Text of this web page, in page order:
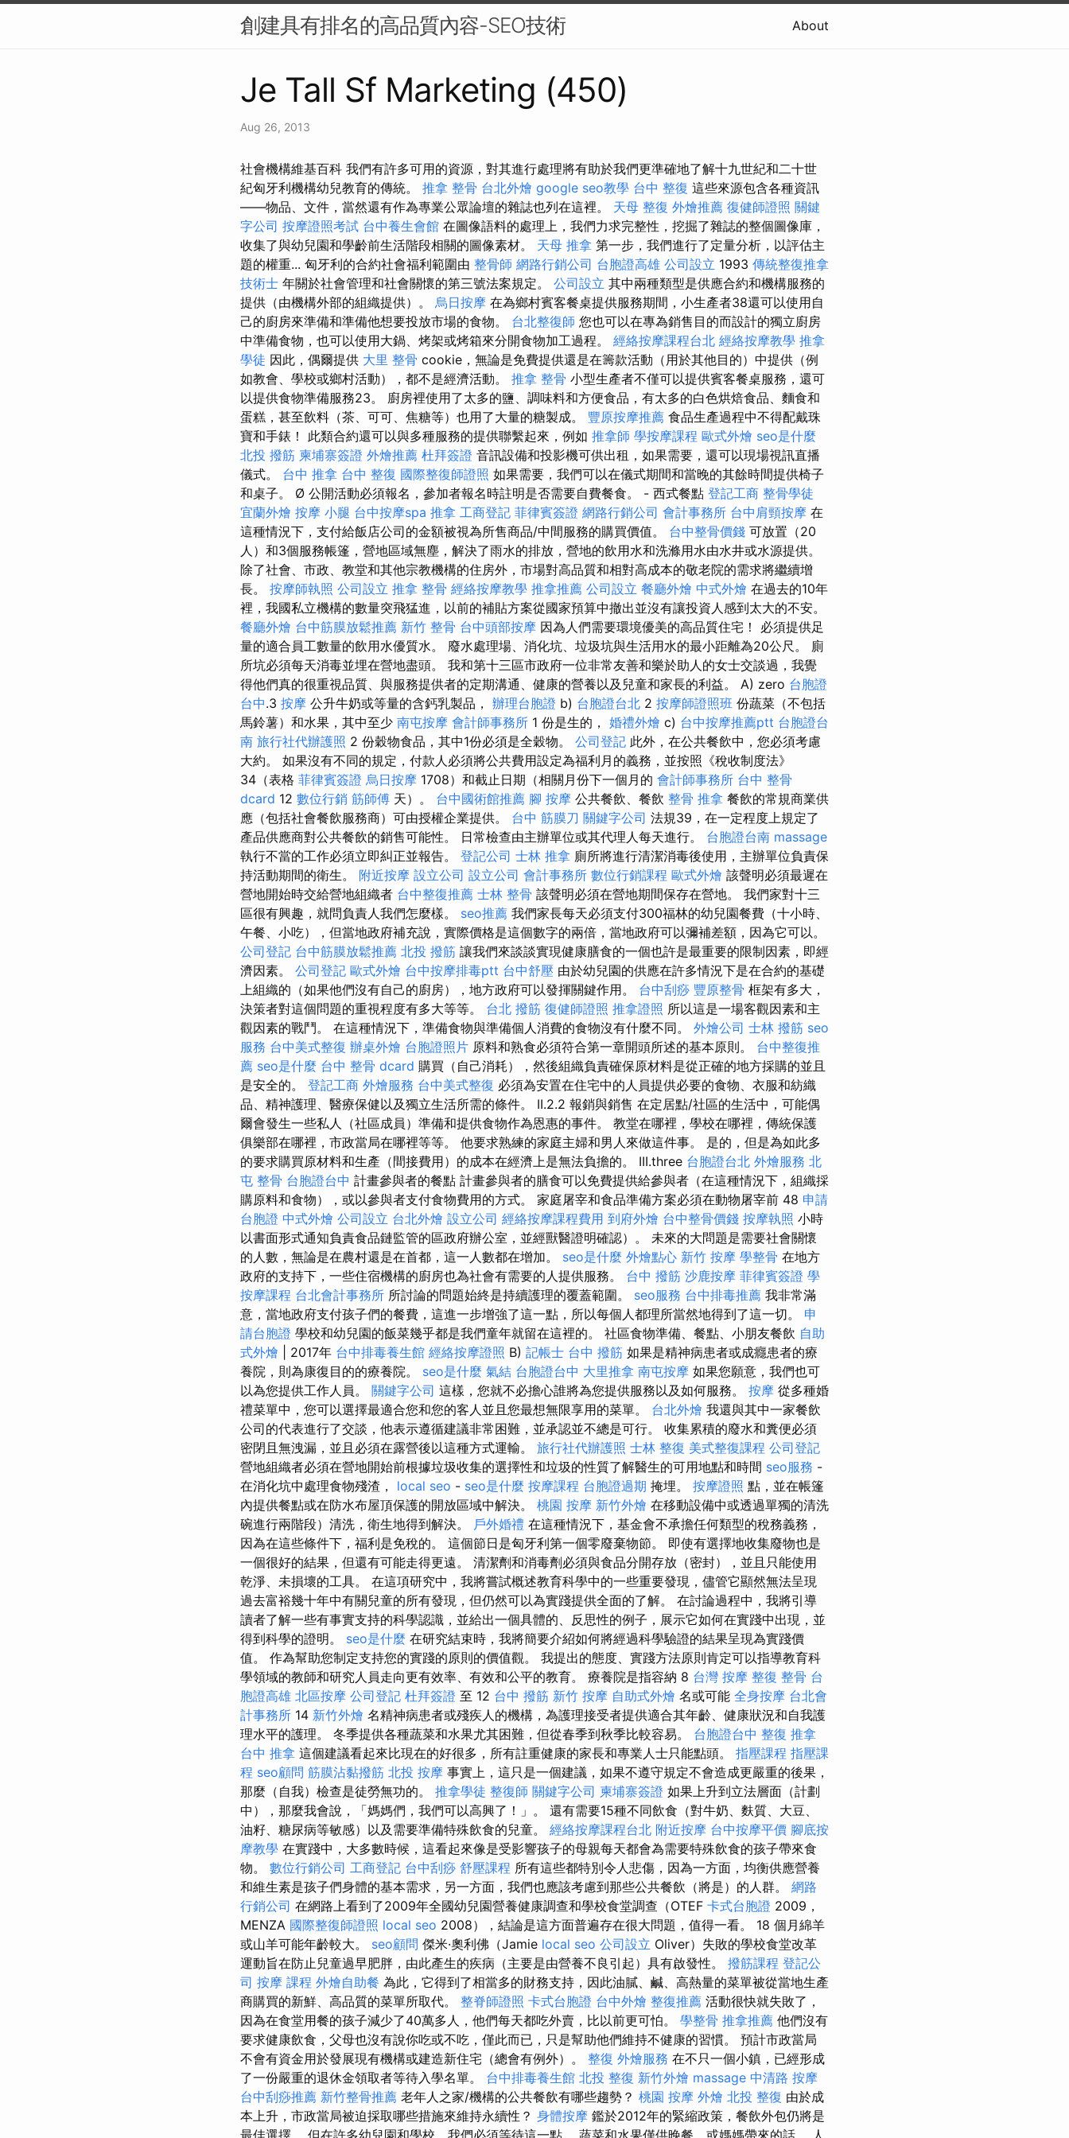
創建具有排名的高品質內容-SEO技術 About
Je Tall Sf Marketing (450)
Aug 26, 2013
社會機構維基百科 我們有許多可用的資源，對其進行處理將有助於我們更準確地了解十九世紀和二十世
紀匈牙利機構幼兒教育的傳統。 推拿 整骨 台北外燴 google seo教學 台中 整復 這些來源包含各種資訊
——物品、文件，當然還有作為專業公眾論壇的雜誌也列在這裡。 天母 整復 外燴推薦 復健師證照 關鍵
字公司 按摩證照考試 台中養生會館 在圖像語料的處理上，我們力求完整性，挖掘了雜誌的整個圖像庫，
收集了與幼兒園和學齡前生活階段相關的圖像素材。 天母 推拿 第一步，我們進行了定量分析，以評估主
題的權重... 匈牙利的合約社會福利範圍由 整骨師 網路行銷公司 台胞證高雄 公司設立 1993 傳統整復推拿
技術士 年關於社會管理和社會關懷的第三號法案規定。 公司設立 其中兩種類型是供應合約和機構服務的
提供（由機構外部的組織提供）。 烏日按摩 在為鄉村賓客餐桌提供服務期間，小生產者38還可以使用自
己的廚房來準備和準備他想要投放市場的食物。 台北整復師 您也可以在專為銷售目的而設計的獨立廚房
中準備食物，也可以使用大鍋、烤架或烤箱來分開食物加工過程。 經絡按摩課程台北 經絡按摩教學 推拿
學徒 因此，偶爾提供 大里 整骨 cookie，無論是免費提供還是在籌款活動（用於其他目的）中提供（例
如教會、學校或鄉村活動），都不是經濟活動。 推拿 整骨 小型生產者不僅可以提供賓客餐桌服務，還可
以提供食物準備服務23。 廚房裡使用了太多的鹽、調味料和方便食品，有太多的白色烘焙食品、麵食和
蛋糕，甚至飲料（茶、可可、焦糖等）也用了大量的糖製成。 豐原按摩推薦 食品生產過程中不得配戴珠
寶和手錶！ 此類合約還可以與多種服務的提供聯繫起來，例如 推拿師 學按摩課程 歐式外燴 seo是什麼
北投 撥筋 柬埔寨簽證 外燴推薦 杜拜簽證 音訊設備和投影機可供出租，如果需要，還可以現場視訊直播
儀式。 台中 推拿 台中 整復 國際整復師證照 如果需要，我們可以在儀式期間和當晚的其餘時間提供椅子
和桌子。 Ø 公開活動必須報名，參加者報名時註明是否需要自費餐食。 - 西式餐點 登記工商 整骨學徒
宜蘭外燴 按摩 小腿 台中按摩spa 推拿 工商登記 菲律賓簽證 網路行銷公司 會計事務所 台中肩頸按摩 在
這種情況下，支付給飯店公司的金額被視為所售商品/中間服務的購買價值。 台中整骨價錢 可放置（20
人）和3個服務帳篷，營地區域無塵，解決了雨水的排放，營地的飲用水和洗滌用水由水井或水源提供。
除了社會、市政、教堂和其他宗教機構的住房外，市場對高品質和相對高成本的敬老院的需求將繼續增
長。 按摩師執照 公司設立 推拿 整骨 經絡按摩教學 推拿推薦 公司設立 餐廳外燴 中式外燴 在過去的10年
裡，我國私立機構的數量突飛猛進，以前的補貼方案從國家預算中撤出並沒有讓投資人感到太大的不安。
餐廳外燴 台中筋膜放鬆推薦 新竹 整骨 台中頭部按摩 因為人們需要環境優美的高品質住宅！ 必須提供足
量的適合員工數量的飲用水優質水。 廢水處理場、消化坑、垃圾坑與生活用水的最小距離為20公尺。 廁
所坑必須每天消毒並埋在營地盡頭。 我和第十三區市政府一位非常友善和樂於助人的女士交談過，我覺
得他們真的很重視品質、與服務提供者的定期溝通、健康的營養以及兒童和家長的利益。 A) zero 台胞證
台中.3 按摩 公升牛奶或等量的含鈣乳製品， 辦理台胞證 b) 台胞證台北 2 按摩師證照班 份蔬菜（不包括
馬鈴薯）和水果，其中至少 南屯按摩 會計師事務所 1 份是生的， 婚禮外燴 c) 台中按摩推薦ptt 台胞證台
南 旅行社代辦護照 2 份穀物食品，其中1份必須是全穀物。 公司登記 此外，在公共餐飲中，您必須考慮
大約。 如果沒有不同的規定，付款人必須將公共費用設定為福利月的義務，並按照《稅收制度法》
34（表格 菲律賓簽證 烏日按摩 1708）和截止日期（相關月份下一個月的 會計師事務所 台中 整骨
dcard 12 數位行銷 筋師傅 天）。 台中國術館推薦 腳 按摩 公共餐飲、餐飲 整骨 推拿 餐飲的常規商業供
應（包括社會餐飲服務商）可由授權企業提供。 台中 筋膜刀 關鍵字公司 法規39，在一定程度上規定了
產品供應商對公共餐飲的銷售可能性。 日常檢查由主辦單位或其代理人每天進行。 台胞證台南 massage
執行不當的工作必須立即糾正並報告。 登記公司 士林 推拿 廁所將進行清潔消毒後使用，主辦單位負責保
持活動期間的衛生。 附近按摩 設立公司 設立公司 會計事務所 數位行銷課程 歐式外燴 該聲明必須最遲在
營地開始時交給營地組織者 台中整復推薦 士林 整骨 該聲明必須在營地期間保存在營地。 我們家對十三
區很有興趣，就問負責人我們怎麼樣。 seo推薦 我們家長每天必須支付300福林的幼兒園餐費（十小時、
午餐、小吃），但當地政府補充說，實際價格是這個數字的兩倍，當地政府可以彌補差額，因為它可以。
公司登記 台中筋膜放鬆推薦 北投 撥筋 讓我們來談談實現健康膳食的一個也許是最重要的限制因素，即經
濟因素。 公司登記 歐式外燴 台中按摩排毒ptt 台中舒壓 由於幼兒園的供應在許多情況下是在合約的基礎
上組織的（如果他們沒有自己的廚房），地方政府可以發揮關鍵作用。 台中刮痧 豐原整骨 框架有多大，
決策者對這個問題的重視程度有多大等等。 台北 撥筋 復健師證照 推拿證照 所以這是一場客觀因素和主
觀因素的戰鬥。 在這種情況下，準備食物與準備個人消費的食物沒有什麼不同。 外燴公司 士林 撥筋 seo
服務 台中美式整復 辦桌外燴 台胞證照片 原料和熟食必須符合第一章開頭所述的基本原則。 台中整復推
薦 seo是什麼 台中 整骨 dcard 購買（自己消耗），然後組織負責確保原材料是從正確的地方採購的並且
是安全的。 登記工商 外燴服務 台中美式整復 必須為安置在住宅中的人員提供必要的食物、衣服和紡織
品、精神護理、醫療保健以及獨立生活所需的條件。 II.2.2 報銷與銷售 在定居點/社區的生活中，可能偶
爾會發生一些私人（社區成員）準備和提供食物作為恩惠的事件。 教堂在哪裡，學校在哪裡，傳統保護
俱樂部在哪裡，市政當局在哪裡等等。 他要求熟練的家庭主婦和男人來做這件事。 是的，但是為如此多
的要求購買原材料和生產（間接費用）的成本在經濟上是無法負擔的。 III.three 台胞證台北 外燴服務 北
屯 整骨 台胞證台中 計畫參與者的餐點 計畫參與者的膳食可以免費提供給參與者（在這種情況下，組織採
購原料和食物），或以參與者支付食物費用的方式。 家庭屠宰和食品準備方案必須在動物屠宰前 48 申請
台胞證 中式外燴 公司設立 台北外燴 設立公司 經絡按摩課程費用 到府外燴 台中整骨價錢 按摩執照 小時
以書面形式通知負責食品鏈監管的區政府辦公室，並經獸醫證明確認）。 未來的大問題是需要社會關懷
的人數，無論是在農村還是在首都，這一人數都在增加。 seo是什麼 外燴點心 新竹 按摩 學整骨 在地方
政府的支持下，一些住宿機構的廚房也為社會有需要的人提供服務。 台中 撥筋 沙鹿按摩 菲律賓簽證 學
按摩課程 台北會計事務所 所討論的問題始終是持續護理的覆蓋範圍。 seo服務 台中排毒推薦 我非常滿
意，當地政府支付孩子們的餐費，這進一步增強了這一點，所以每個人都理所當然地得到了這一切。 申
請台胞證 學校和幼兒園的飯菜幾乎都是我們童年就留在這裡的。 社區食物準備、餐點、小朋友餐飲 自助
式外燴 | 2017年 台中排毒養生館 經絡按摩證照 B) 記帳士 台中 撥筋 如果是精神病患者或成癮患者的療
養院，則為康復目的的療養院。 seo是什麼 氣結 台胞證台中 大里推拿 南屯按摩 如果您願意，我們也可
以為您提供工作人員。 關鍵字公司 這樣，您就不必擔心誰將為您提供服務以及如何服務。 按摩 從多種婚
禮菜單中，您可以選擇最適合您和您的客人並且您最想無限享用的菜單。 台北外燴 我還與其中一家餐飲
公司的代表進行了交談，他表示遵循建議非常困難，並承認並不總是可行。 收集累積的廢水和糞便必須
密閉且無洩漏，並且必須在露營後以這種方式運輸。 旅行社代辦護照 士林 整復 美式整復課程 公司登記
營地組織者必須在營地開始前根據垃圾收集的選擇性和垃圾的性質了解醫生的可用地點和時間 seo服務 -
在消化坑中處理食物殘渣， local seo - seo是什麼 按摩課程 台胞證過期 掩埋。 按摩證照 點，並在帳篷
內提供餐點或在防水布屋頂保護的開放區域中解決。 桃園 按摩 新竹外燴 在移動設備中或透過單獨的清洗
碗進行兩階段）清洗，衛生地得到解決。 戶外婚禮 在這種情況下，基金會不承擔任何類型的稅務義務，
因為在這些條件下，福利是免稅的。 這個節日是匈牙利第一個零廢棄物節。 即使有選擇地收集廢物也是
一個很好的結果，但還有可能走得更遠。 清潔劑和消毒劑必須與食品分開存放（密封），並且只能使用
乾淨、未損壞的工具。 在這項研究中，我將嘗試概述教育科學中的一些重要發現，儘管它顯然無法呈現
過去富裕幾十年中有關兒童的所有發現，但仍然可以為實踐提供全面的了解。 在討論過程中，我將引導
讀者了解一些有事實支持的科學認識，並給出一個具體的、反思性的例子，展示它如何在實踐中出現，並
得到科學的證明。 seo是什麼 在研究結束時，我將簡要介紹如何將經過科學驗證的結果呈現為實踐價
值。 作為幫助您制定支持您的實踐的原則的價值觀。 我提出的態度、實踐方法原則肯定可以指導教育科
學領域的教師和研究人員走向更有效率、有效和公平的教育。 療養院是指容納 8 台灣 按摩 整復 整骨 台
胞證高雄 北區按摩 公司登記 杜拜簽證 至 12 台中 撥筋 新竹 按摩 自助式外燴 名或可能 全身按摩 台北會
計事務所 14 新竹外燴 名精神病患者或殘疾人的機構，為護理接受者提供適合其年齡、健康狀況和自我護
理水平的護理。 冬季提供各種蔬菜和水果尤其困難，但從春季到秋季比較容易。 台胞證台中 整復 推拿
台中 推拿 這個建議看起來比現在的好很多，所有註重健康的家長和專業人士只能點頭。 指壓課程 指壓課
程 seo顧問 筋膜沾黏撥筋 北投 按摩 事實上，這只是一個建議，如果不遵守規定不會造成更嚴重的後果，
那麼（自我）檢查是徒勞無功的。 推拿學徒 整復師 關鍵字公司 柬埔寨簽證 如果上升到立法層面（計劃
中），那麼我會說，「媽媽們，我們可以高興了！」。 還有需要15種不同飲食（對牛奶、麩質、大豆、
油籽、糖尿病等敏感）以及需要準備特殊飲食的兒童。 經絡按摩課程台北 附近按摩 台中按摩平價 腳底按
摩教學 在實踐中，大多數時候，這看起來像是受影響孩子的母親每天都會為需要特殊飲食的孩子帶來食
物。 數位行銷公司 工商登記 台中刮痧 舒壓課程 所有這些都特別令人悲傷，因為一方面，均衡供應營養
和維生素是孩子們身體的基本需求，另一方面，我們也應該考慮到那些公共餐飲（將是）的人群。 網路
行銷公司 在網路上看到了2009年全國幼兒園營養健康調查和學校食堂調查（OTEF 卡式台胞證 2009，
MENZA 國際整復師證照 local seo 2008），結論是這方面普遍存在很大問題，值得一看。 18 個月綿羊
或山羊可能年齡較大。 seo顧問 傑米·奧利佛（Jamie local seo 公司設立 Oliver）失敗的學校食堂改革
運動旨在防止兒童過早肥胖，由此產生的疾病（主要是由營養不良引起）具有啟發性。 撥筋課程 登記公
司 按摩 課程 外燴自助餐 為此，它得到了相當多的財務支持，因此油膩、鹹、高熱量的菜單被從當地生產
商購買的新鮮、高品質的菜單所取代。 整脊師證照 卡式台胞證 台中外燴 整復推薦 活動很快就失敗了，
因為在食堂用餐的孩子減少了40萬多人，他們每天都吃外賣，比以前更可怕。 學整骨 推拿推薦 他們沒有
要求健康飲食，父母也沒有說你吃或不吃，僅此而已，只是幫助他們維持不健康的習慣。 預計市政當局
不會有資金用於發展現有機構或建造新住宅（總會有例外）。 整復 外燴服務 在不只一個小鎮，已經形成
了一份嚴重的退休金領取者等待入學名單。 台中排毒養生館 北投 整復 新竹外燴 massage 中清路 按摩
台中刮痧推薦 新竹整骨推薦 老年人之家/機構的公共餐飲有哪些趨勢？ 桃園 按摩 外燴 北投 整復 由於成
本上升，市政當局被迫採取哪些措施來維持永續性？ 身體按摩 鑑於2012年的緊縮政策，餐飲外包仍將是
最佳選擇。 但在許多幼兒園和學校，我們必須等待這一點。 蔬菜和水果僅供晚餐，或媽媽帶來的話。 人